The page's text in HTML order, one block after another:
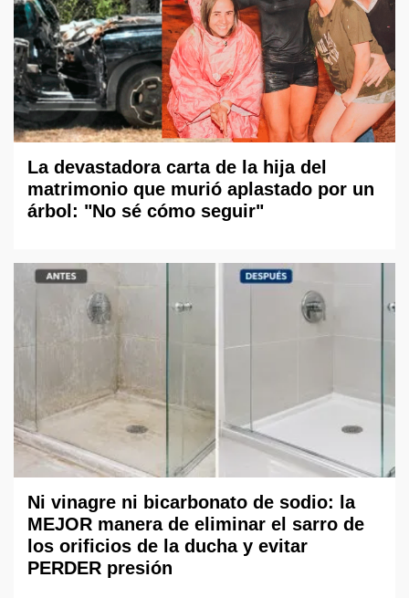
La devastadora carta de la hija del
matrimonio que murió aplastado por un
árbol: "No sé cómo seguir"
Ni vinagre ni bicarbonato de sodio: la
MEJOR manera de eliminar el sarro de
los orificios de la ducha y evitar
PERDER presión